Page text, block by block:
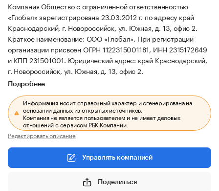
Компания Общество с ограниченной ответственностью
«Глобал» зарегистрирована 23.03.2012 г. по адресу край
Краснодарский, г. Новороссийск, ул. Южная, д. 13, офис 2.
Краткое наименование: ООО «Глобал». При регистрации
организации присвоен ОГРН 1122315001181, ИНН 2315172649
и КПП 231501001. Юридический адрес: край Краснодарский,
г. Новороссийск, ул. Южная, д. 13, офис 2.
Подробнее
Информация носит справочный характер и сгенерирована на
основании данных из открытых источников.
Компания не является пользователем и не имеет деловых
отношений с сервисом РБК Компании.
Редактировать описание
Управлять компанией
Поделиться